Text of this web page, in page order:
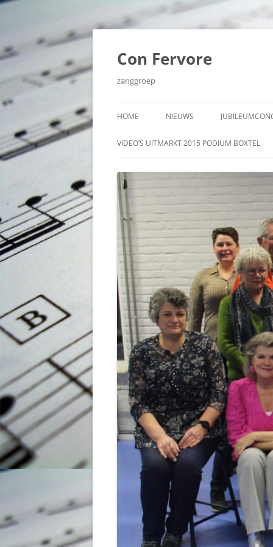
Ga
de
inhoud
Con Fervore
zanggroep
HOME NIEUWS
VIDEO’S
NOVEMBER
VIDEO’S UITMARKT 2015 PODIUM BOXTEL